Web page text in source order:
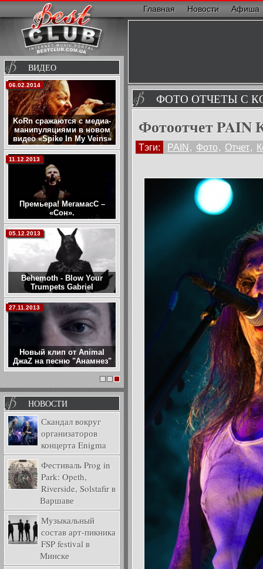
Главная Новости Афиша
ВИДЕО
KoRn сражаются с медиа-
манипуляциями в новом
видео «Spike In My Veins»
06.02.2014
Премьера! МегамасС –
«Сон».
11.12.2013
Behemoth - Blow Your
Trumpets Gabriel
05.12.2013
Новый клип от Animal
ДжаZ на песню "Анамнез"
27.11.2013
НОВОСТИ
Скандал вокруг
организаторов
концерта Enigma
Фестиваль Prog in
Park: Opeth,
Riverside, Solstafir в
Варшаве
Музыкальный
состав арт-пикника
FSP festival в
Минске
ФОТО ОТЧЕТЫ С
Фотоотчет PAIN
Тэги: PAIN , Фото, Отчет,